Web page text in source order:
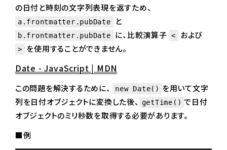
の日付と時刻の文字列表現を返すため、
a.frontmatter.pubDate と
b.frontmatter.pubDate に、比較演算子 < および
> を使用することができません。
Date - JavaScript | MDN
この問題を解決するために、 new Date() を用いて文字
列を日付オブジェクトに変換した後、 getTime() で日付
オブジェクトのミリ秒数を取得する必要があります。
■例